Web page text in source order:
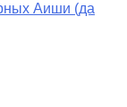
Аиши (да